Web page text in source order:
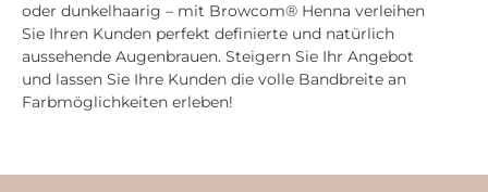
oder dunkelhaarig – mit Browcom® Henna verleihen
Sie Ihren Kunden perfekt definierte und natürlich
aussehende Augenbrauen. Steigern Sie Ihr Angebot
und lassen Sie Ihre Kunden die volle Bandbreite an
Farbmöglichkeiten erleben!